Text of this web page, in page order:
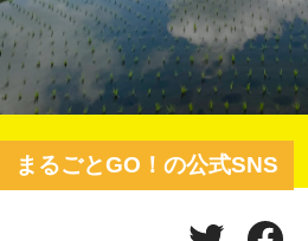
まるごとGO！の公式SNS